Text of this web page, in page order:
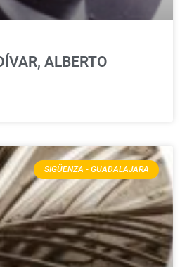
ALBERTO
SIGÜENZA - GUADALAJARA